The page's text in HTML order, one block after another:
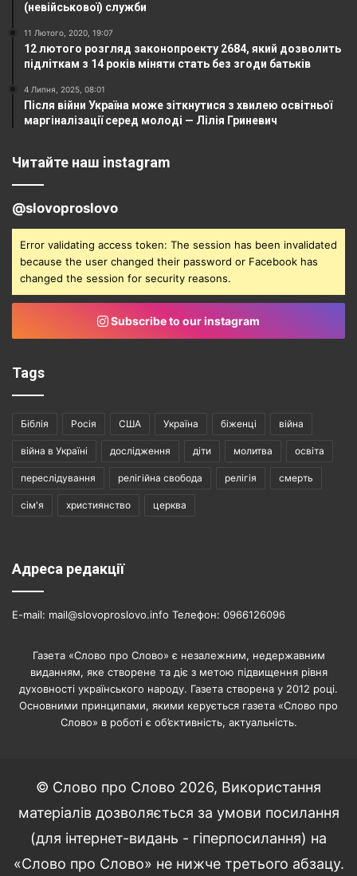
(невійськової) служби
11 Лютого, 2020, 19:07
12 лютого розгляд законопроекту 2684, який дозволить
підліткам з 14 років міняти стать без згоди батьків
4 Липня, 2025, 08:01
Після війни Україна може зіткнутися з хвилею освітньої
маргіналізації серед молоді — Лілія Гриневич
Читайте наш instagram
@slovoproslovo
Error validating access token: The session has been invalidated
because the user changed their password or Facebook has
changed the session for security reasons.
Subscribe to our instagram
Tags
Біблія Росія США Україна біженці війна
війна в Україні дослідження діти молитва освіта
переслідування релігійна свобода релігія смерть
сім'я християнство церква
Адреса редакції
E-mail: mail@slovoproslovo.info Телефон: 0966126096
Газета «Слово про Слово» є незалежним, недержавним
виданням, яке створене та діє з метою підвищення рівня
духовності українського народу. Газета створена у 2012 році.
Основними принципами, якими керується газета «Слово про
Слово» в роботі є об’єктивність, актуальність.
© Слово про Слово 2026, Використання
матеріалів дозволяється за умови посилання
(для інтернет-видань - гіперпосилання) на
«Слово про Слово» не нижче третього абзацу.